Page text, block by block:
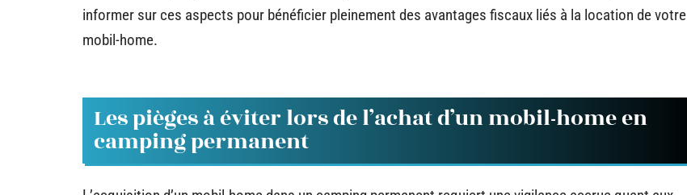
informer sur ces aspects pour bénéficier pleinement des avantages fiscaux liés à la location de votre
mobil-home.
Les pièges à éviter lors de l’achat d’un mobil-home en
camping permanent